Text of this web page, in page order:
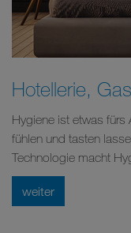
Hotellerie,
Hygiene ist etwas fürs
fühlen und tasten
Technologie macht
weiter